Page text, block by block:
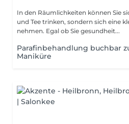
In den Räumlichkeiten können Sie
und Tee trinken, sondern sich eine
nehmen. Egal ob Sie gesundheit...
Parafinbehandlung buchbar
Maniküre